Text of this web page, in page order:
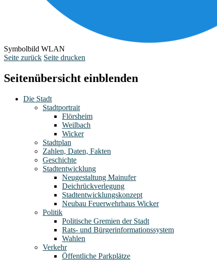
Symbolbild WLAN
Seite zurück Seite drucken
Seitenübersicht einblenden
Die Stadt
Stadtportrait
Flörsheim
Weilbach
Wicker
Stadtplan
Zahlen, Daten, Fakten
Geschichte
Stadtentwicklung
Neugestaltung Mainufer
Deichrückverlegung
Stadtentwicklungskonzept
Neubau Feuerwehrhaus Wicker
Politik
Politische Gremien der Stadt
Rats- und Bürgerinformationssystem
Wahlen
Verkehr
Öffentliche Parkplätze